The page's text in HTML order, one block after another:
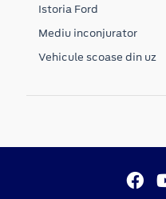
Istoria Ford
Mediu inconjurator
Vehicule scoase din uz